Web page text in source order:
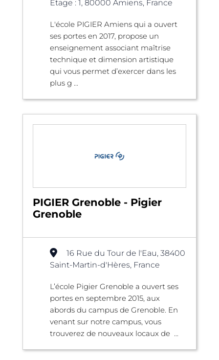
Étage : 1, 80000 Amiens, France
L'école PIGIER Amiens qui a ouvert
ses portes en 2017, propose un
enseignement associant maîtrise
technique et dimension artistique
qui vous permet d’exercer dans les
plus g ...
PIGIER Grenoble - Pigier
Grenoble
16 Rue du Tour de l'Eau, 38400
Saint-Martin-d'Hères, France
L’école Pigier Grenoble a ouvert ses
portes en septembre 2015, aux
abords du campus de Grenoble. En
venant sur notre campus, vous
trouverez de nouveaux locaux de ...